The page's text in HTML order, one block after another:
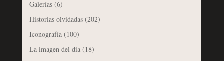
Galerías(6)
Historias olvidadas(202)
Iconografía(100)
La imagen del día(18)